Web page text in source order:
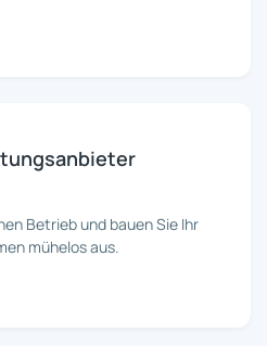
Betrieb und bauen Sie Ihr
mühelos aus.